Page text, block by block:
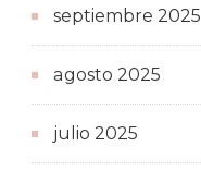
septiembre 2025
agosto 2025
julio 2025